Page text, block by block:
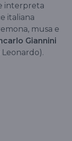
interpreta
italiana
musa e
Giannini